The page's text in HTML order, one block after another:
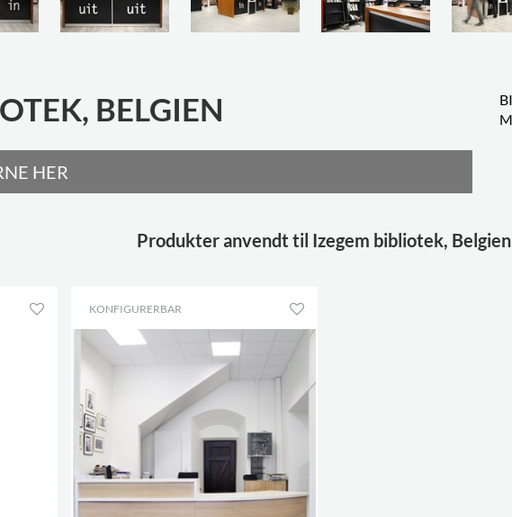
BELGIEN
HER
Produkter anvendt til Izegem bibliotek, Belgien
KONFIGURERBAR